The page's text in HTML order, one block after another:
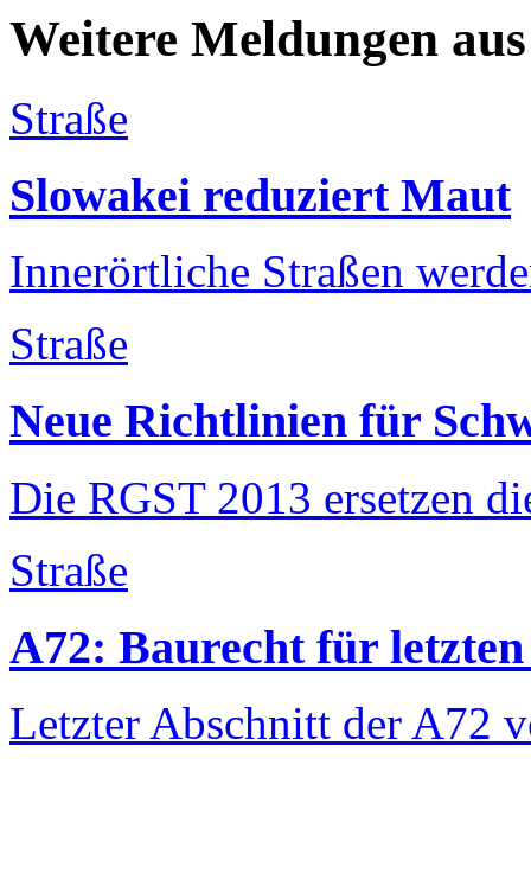
Weitere Meldungen
Straße
Slowakei reduziert Maut
Innerörtliche Straßen
Straße
Neue Richtlinien für
Die RGST 2013 ersetzen
Straße
A72: Baurecht für
Letzter Abschnitt der A72